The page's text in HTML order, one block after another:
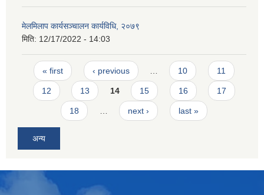
मेलमिलाप कार्यसञ्चालन कार्यविधि, २०७९
मिति: 12/17/2022 - 14:03
Pages
« first ‹ previous … 10 11
12 13 14 15 16 17
18 … next › last »
अन्य